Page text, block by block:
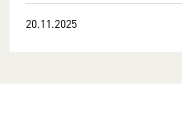
20.11.2025